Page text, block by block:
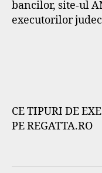
bancilor, site-ul
executorilor
CE TIPURI DE
PE REGATTA.RO